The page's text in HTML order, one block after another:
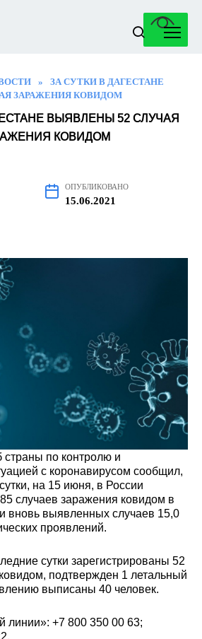
»
ЗА СУТКИ В ДАГЕСТАНЕ
ЗАРАЖЕНИЯ КОВИДОМ
ВЫЯВЛЕНЫ 52 СЛУЧАЯ
КОВИДОМ
ОПУБЛИКОВАНО
15.06.2021
по контролю и
с коронавирусом сообщил,
на 15 июня, в России
случаев заражения ковидом в
вновь выявленных случаев 15,0
проявлений.
сутки зарегистрированы 52
подтвержден 1 летальный
выписаны 40 человек.
линии»: +7 800 350 00 63;